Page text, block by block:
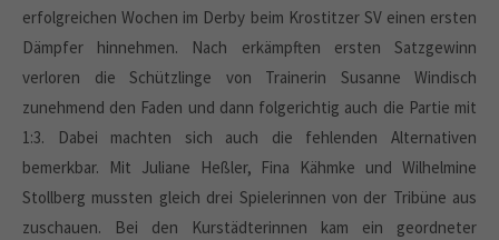
erfolgreichen Wochen im Derby beim Krostitzer SV einen ersten
Dämpfer hinnehmen. Nach erkämpften ersten Satzgewinn
verloren die Schützlinge von Trainerin Susanne Windisch
zunehmend den Faden und dann folgerichtig auch die Partie mit
1:3. Dabei machten sich auch die fehlenden Alternativen
bemerkbar. Mit Juliane Heßler, Fina Kähmke und Wilhelmine
Stollberg mussten gleich drei Spielerinnen von der Tribüne aus
zuschauen. Bei den Kurstädterinnen kam ein geordneter